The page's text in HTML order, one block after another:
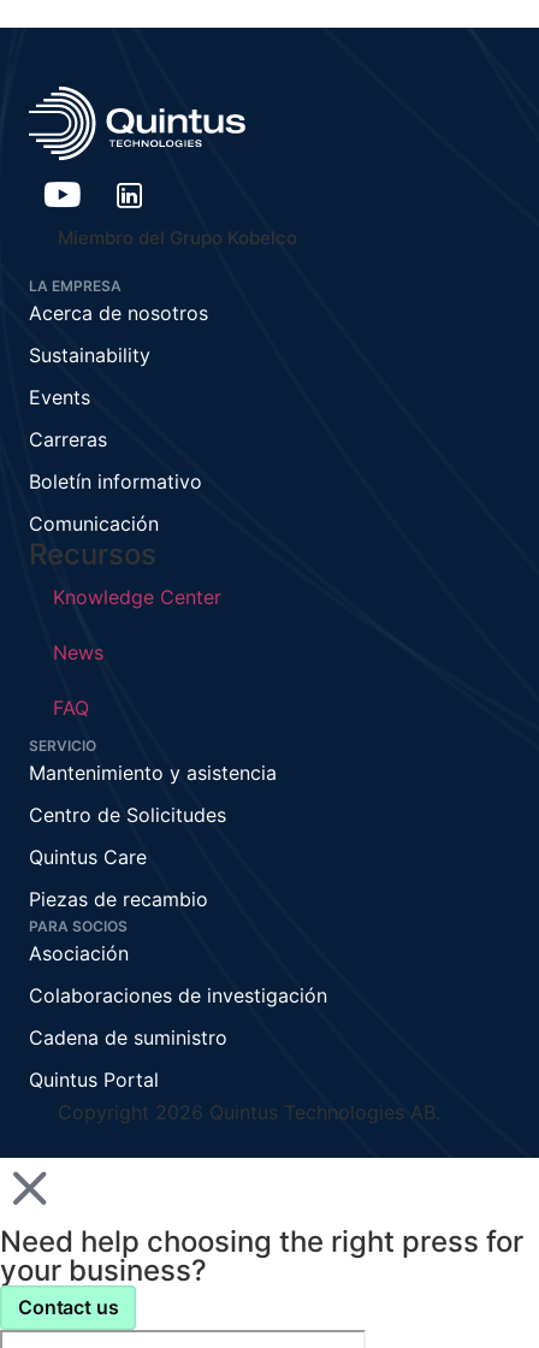
Miembro del Grupo Kobelco
LA EMPRESA
Acerca de nosotros
Sustainability
Events
Carreras
Boletín informativo
Comunicación
Recursos
Knowledge Center
News
FAQ
SERVICIO
Mantenimiento y asistencia
Centro de Solicitudes
Quintus Care
Piezas de recambio
PARA SOCIOS
Asociación
Colaboraciones de investigación
Cadena de suministro
Quintus Portal
Copyright 2026 Quintus Technologies AB.
Need help choosing the right press for
your business?
Contact us